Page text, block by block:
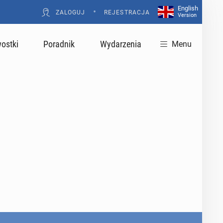
ZALOGUJ • REJESTRACJA
English
Version
Poradnik Wydarzenia Menu